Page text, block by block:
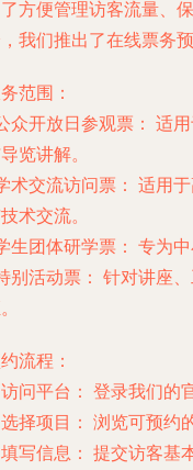
方便管理访客流量、
我们推出了在线票务预
范围：
众开放日参观票： 适
览讲解。
术交流访问票： 适用
术交流。
生团体研学票： 专为
别活动票： 针对讲座
流程：
访问平台： 登录我们的
选择项目： 浏览可预约
填写信息： 提交访客基